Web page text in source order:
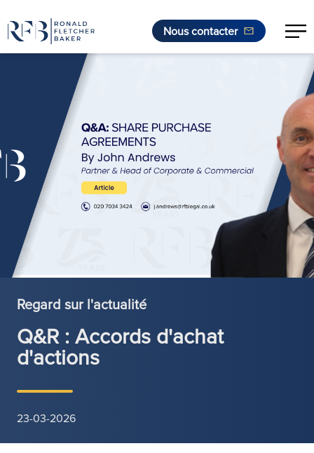
Nous contacter
Regard sur l'actualité
Q&R : Accords d'achat
d'actions
23-03-2026